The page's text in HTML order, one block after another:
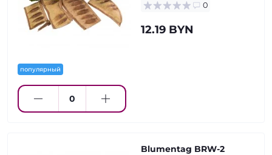
популярный
0
12.19 BYN
Blumentag BRW-2